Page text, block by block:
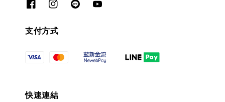
支付方式
快速連結